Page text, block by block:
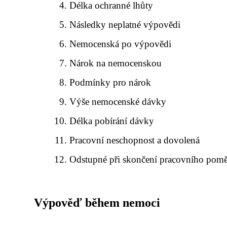
Délka ochranné lhůty
Následky neplatné výpovědi
Nemocenská po výpovědi
Nárok na nemocenskou
Podmínky pro nárok
Výše nemocenské dávky
Délka pobírání dávky
Pracovní neschopnost a dovolená
Odstupné při skončení pracovního
Výpověď během nemoci